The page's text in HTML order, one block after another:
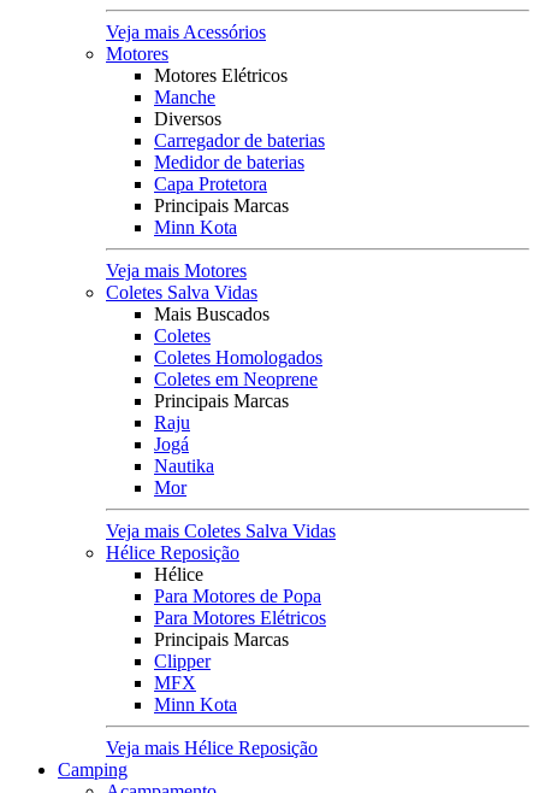
Veja mais Acessórios
Motores
Motores Elétricos
Manche
Diversos
Carregador de baterias
Medidor de baterias
Capa Protetora
Principais Marcas
Minn Kota
Veja mais Motores
Coletes Salva Vidas
Mais Buscados
Coletes
Coletes Homologados
Coletes em Neoprene
Principais Marcas
Raju
Jogá
Nautika
Mor
Veja mais Coletes Salva Vidas
Hélice Reposição
Hélice
Para Motores de Popa
Para Motores Elétricos
Principais Marcas
Clipper
MFX
Minn Kota
Veja mais Hélice Reposição
Camping